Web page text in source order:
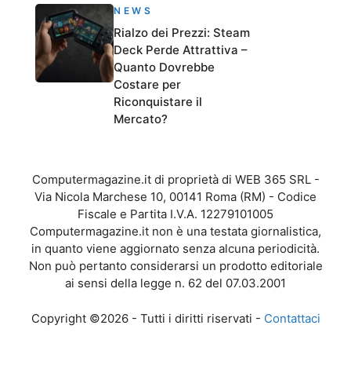
NEWS
Rialzo dei Prezzi: Steam
Deck Perde Attrattiva –
Quanto Dovrebbe
Costare per
Riconquistare il
Mercato?
Computermagazine.it di proprietà di WEB 365 SRL -
Via Nicola Marchese 10, 00141 Roma (RM) - Codice
Fiscale e Partita I.V.A. 12279101005
Computermagazine.it non è una testata giornalistica,
in quanto viene aggiornato senza alcuna periodicità.
Non può pertanto considerarsi un prodotto editoriale
ai sensi della legge n. 62 del 07.03.2001
Copyright ©2026 - Tutti i diritti riservati - Contattaci